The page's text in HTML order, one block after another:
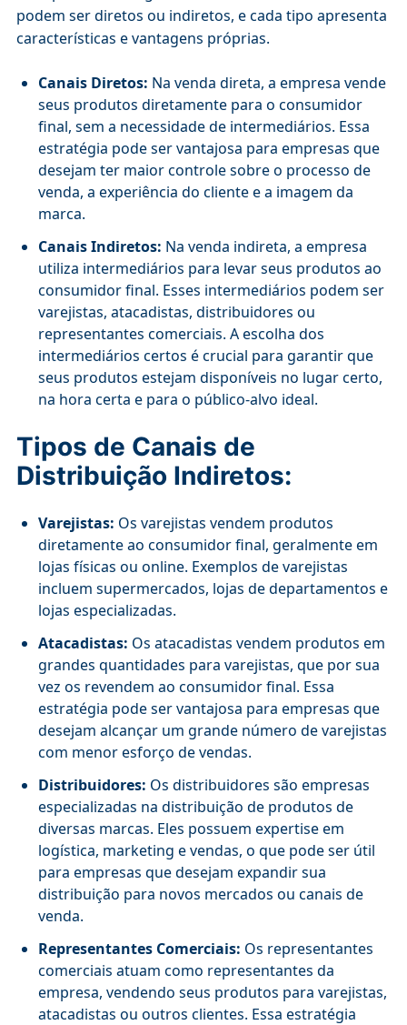
podem ser diretos ou indiretos, e cada tipo apresenta
características e vantagens próprias.
Canais Diretos: Na venda direta, a empresa vende
seus produtos diretamente para o consumidor
final, sem a necessidade de intermediários. Essa
estratégia pode ser vantajosa para empresas que
desejam ter maior controle sobre o processo de
venda, a experiência do cliente e a imagem da
marca.
Canais Indiretos: Na venda indireta, a empresa
utiliza intermediários para levar seus produtos ao
consumidor final. Esses intermediários podem ser
varejistas, atacadistas, distribuidores ou
representantes comerciais. A escolha dos
intermediários certos é crucial para garantir que
seus produtos estejam disponíveis no lugar certo,
na hora certa e para o público-alvo ideal.
Tipos de Canais de
Distribuição Indiretos:
Varejistas: Os varejistas vendem produtos
diretamente ao consumidor final, geralmente em
lojas físicas ou online. Exemplos de varejistas
incluem supermercados, lojas de departamentos e
lojas especializadas.
Atacadistas: Os atacadistas vendem produtos em
grandes quantidades para varejistas, que por sua
vez os revendem ao consumidor final. Essa
estratégia pode ser vantajosa para empresas que
desejam alcançar um grande número de varejistas
com menor esforço de vendas.
Distribuidores: Os distribuidores são empresas
especializadas na distribuição de produtos de
diversas marcas. Eles possuem expertise em
logística, marketing e vendas, o que pode ser útil
para empresas que desejam expandir sua
distribuição para novos mercados ou canais de
venda.
Representantes Comerciais: Os representantes
comerciais atuam como representantes da
empresa, vendendo seus produtos para varejistas,
atacadistas ou outros clientes. Essa estratégia